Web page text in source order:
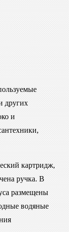
других
и
картридж,
ручка. В
размещены
водяные